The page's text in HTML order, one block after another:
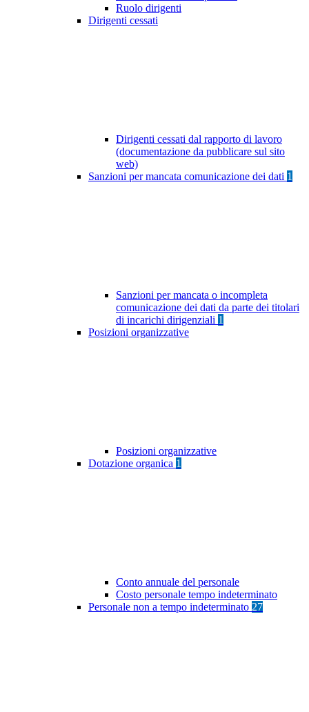
Ruolo dirigenti
Dirigenti cessati
Dirigenti cessati dal rapporto di lavoro
(documentazione da pubblicare sul sito
web)
Sanzioni per mancata comunicazione dei dati 1
Sanzioni per mancata o incompleta
comunicazione dei dati da parte dei titolari
di incarichi dirigenziali 1
Posizioni organizzative
Posizioni organizzative
Dotazione organica 1
Conto annuale del personale
Costo personale tempo indeterminato
Personale non a tempo indeterminato 27